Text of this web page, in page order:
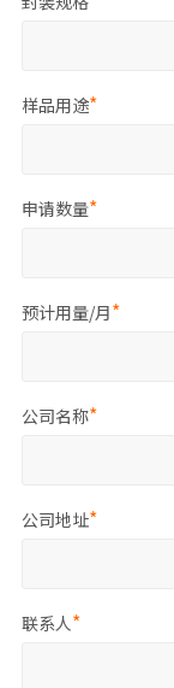
样品用途
申请数量
预计用量/月
公司名称
公司地址
联系人